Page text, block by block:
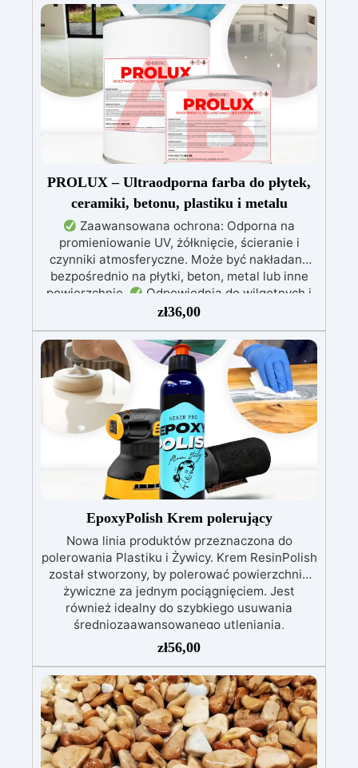
mechanicznej.
Niska lepkość, eliminująca
pęcherzyki powietrza i zapewniająca gładkie
wykończenie.
Bezpieczna i nietoksyczna,
wolna od BPA/VOC, certyfikowana do
długotrwałego kontaktu ze skórą.
PROLUX – Ultraodporna farba do płytek,
ceramiki, betonu, plastiku i metalu
Zaawansowana ochrona: Odporna na
promieniowanie UV, żółknięcie, ścieranie i
czynniki atmosferyczne. Może być nakładana
bezpośrednio na płytki, beton, metal lub inne
powierzchnie.
Odpowiednia do wilgotnych i
intensywnie użytkowanych miejsc: Specjalna
formuła, idealna do środowisk wymagających
najwyższej trwałości.
Wszechstronne i
personalizowane wykończenie: Dostępna w
kolorystyce RAL lub NCS, z wykończeniem w
połysku. Kryjąca już przy jednej warstwie.
Uniwersalna: Doskonała do podłóg, parkingów,
magazynów oraz do powłok na odpowiednio
przygotowanej stali.
Zgodność i
bezpieczeństwo: Zgodna z Rozporządzeniem
UE nr 305/2011 – Rozporządzeniem UE nr
574/2014 – Oznakowanie CE zgodnie z normą
EN 1504-2 oraz odpowiednią Deklaracją
Właściwości Użytkowych (DoP).
zł36,00
EpoxyPolish Krem polerujący
Nowa linia produktów przeznaczona do
polerowania Plastiku i Żywicy. Krem ResinPolish
został stworzony, by polerować powierzchnie
żywiczne za jednym pociągnięciem. Jest
również idealny do szybkiego usuwania
średniozaawansowanego utleniania,
delikatnych zadrapań, skaz i innych drobnych
defektów na żywicznej powierzchni. Ten krem
usuwa defekty pozostawione przez środki
ścierne o ziarnistości P1500 lub mniejszej i
pozostawia wspaniałe wykończenie
pozbawione niedoskonałości nawet na
ciemniejszych żelkotach, które mogą sprawiać
więcej trudności.
zł56,00